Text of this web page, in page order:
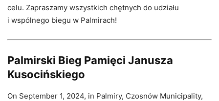
celu. Zapraszamy wszystkich chętnych do udziału
i wspólnego biegu w Palmirach!
Palmirski Bieg Pamięci Janusza
Kusocińskiego
On September 1, 2024, in Palmiry, Czosnów Municipality,